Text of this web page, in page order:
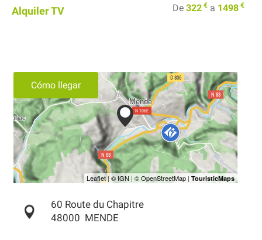
Alquiler TV De 322 € a 1498 €
Cómo llegar
60 Route du Chapitre
48000 MENDE